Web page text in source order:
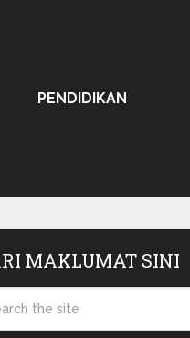
PENDIDIKAN
MAKLUMAT SINI